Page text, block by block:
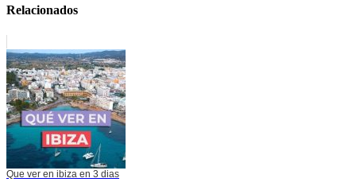
Relacionados
Que ver en ibiza en 3 dias